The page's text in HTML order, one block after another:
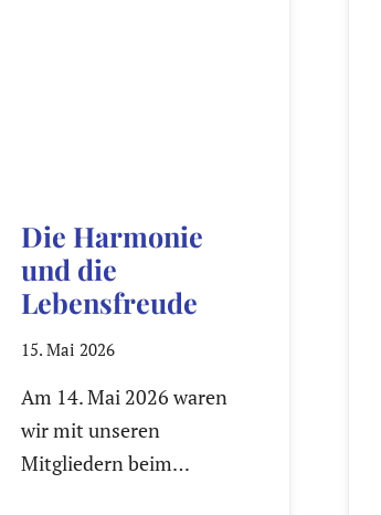
Die Harmonie
und die
Lebensfreude
15. Mai 2026
Am 14. Mai 2026 waren
wir mit unseren
Mitgliedern beim…